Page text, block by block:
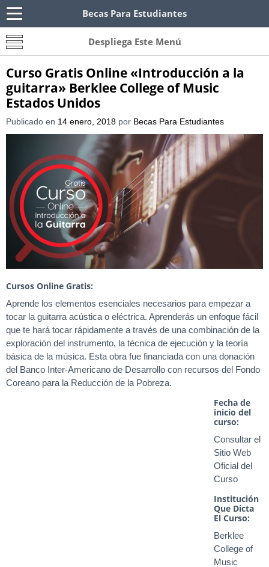
Becas Para Estudiantes
Becas Para Paraguayos
Oferta de becas para Paraguayos. Encuentra las
convocatorias y requisitos de becas para
Despliega Este Menú
Curso Gratis Online «Introducción a la
guitarra» Berklee College of Music
Estados Unidos
Publicado en 14 enero, 2018 por Becas Para Estudiantes
Cursos Online Gratis:
Aprende los elementos esenciales necesarios para empezar a
tocar la guitarra acústica o eléctrica. Aprenderás un enfoque fácil
que te hará tocar rápidamente a través de una combinación de la
exploración del instrumento, la técnica de ejecución y la teoría
básica de la música. Esta obra fue financiada con una donación
del Banco Inter-Americano de Desarrollo con recursos del Fondo
Coreano para la Reducción de la Pobreza.
Fecha de
inicio del
curso:
Consultar el
Sitio Web
Oficial del
Curso
Institución
Que Dicta
El Curso:
Berklee
College of
Music